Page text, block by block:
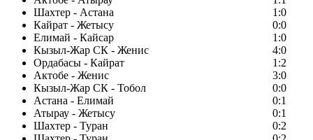
Шахтер - Астана
1:0
Кайрат - Жетысу
0:0
Елимай - Кайсар
1:0
Кызыл-Жар СК - Женис
4:0
Ордабасы - Кайрат
1:2
Актобе - Женис
3:0
Кызыл-Жар СК - Тобол
0:0
Астана - Елимай
0:1
Атырау - Жетысу
0:1
Шахтер - Туран
0:2